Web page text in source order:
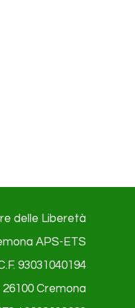
delle Liberetà
APS-ETS
93031040194
Cremona